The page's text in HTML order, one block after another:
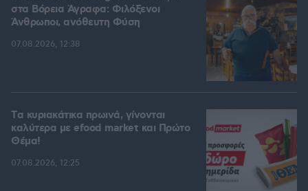
στα Βόρεια Άγραφα: Φιλόξενοι
Άνθρωποι, ανόθευτη Φύση
07.08.2026, 12:38
Tα κυριακάτικα πρωινά, γίνονται
καλύτερα με efood market και Πρώτο
Θέμα!
07.08.2026, 12:25